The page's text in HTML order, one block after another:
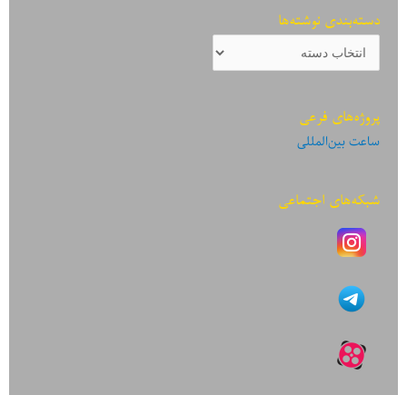
دسته‌بندی نوشته‌ها
دسته‌بندی
نوشته‌ها
پروژه‌های فرعی
ساعت بین‌المللی
شبکه‌های اجتماعی